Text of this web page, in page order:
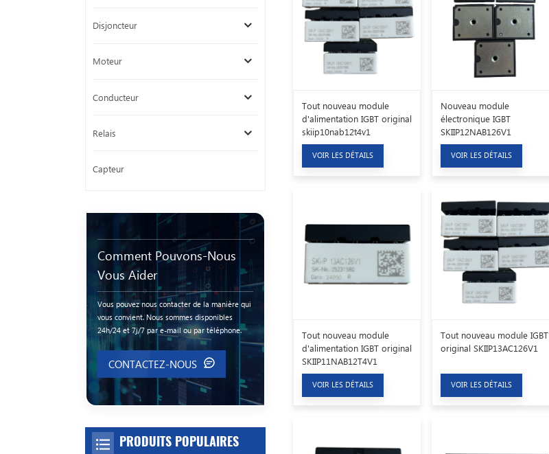
Tout nouveau module
d'alimentation IGBT original
skiip10nab12t4v1
VOIR LES DÉTAILS
Nouveau module
électronique IGBT
SKIIP12NAB126V1
VOIR LES DÉTAILS
Tout nouveau module
d'alimentation IGBT original
SKIIP11NAB12T4V1
VOIR LES DÉTAILS
Tout nouveau module IGBT
original SKIIP13AC126V1
VOIR LES DÉTAILS
Disjoncteur
Moteur
Conducteur
Relais
Capteur
Comment Pouvons-Nous
Vous Aider
Vous pouvez nous contacter de la manière qui
vous convient. Nous sommes disponibles
24h/24 et 7j/7 par e-mail ou par téléphone.
CONTACTEZ-NOUS
PRODUITS POPULAIRES